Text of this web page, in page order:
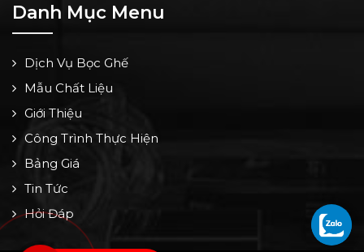
Danh Mục Menu
Dịch Vụ Bọc Ghế
Mẫu Chất Liệu
Giới Thiệu
Công Trình Thực Hiện
Bảng Giá
Tin Tức
Hỏi Đáp